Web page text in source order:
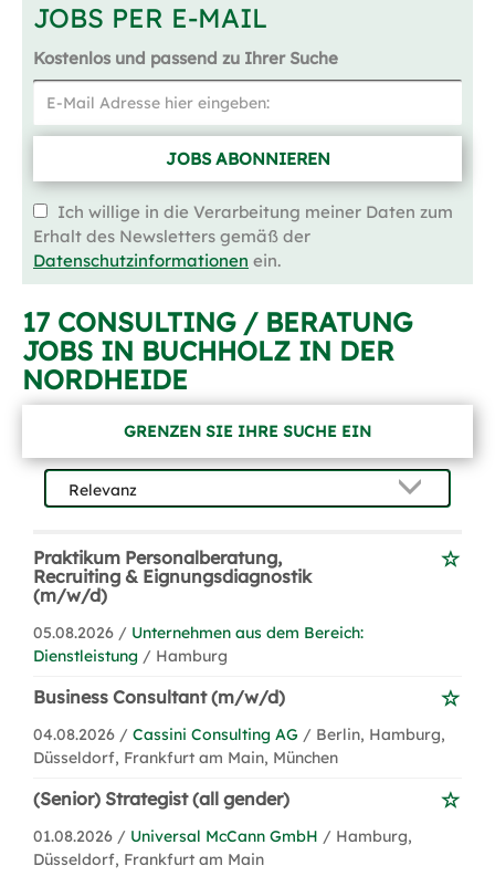
JOBS PER E-MAIL
Kostenlos und passend zu Ihrer Suche
JOBS ABONNIEREN
Ich willige in die Verarbeitung meiner Daten zum
Erhalt des Newsletters gemäß der
Datenschutzinformationen ein.
17 CONSULTING / BERATUNG
JOBS IN BUCHHOLZ IN DER
NORDHEIDE
GRENZEN SIE IHRE SUCHE EIN
Praktikum Personalberatung,
Recruiting & Eignungsdiagnostik
(m/w/d)
05.08.2026 / Unternehmen aus dem Bereich:
Dienstleistung / Hamburg
Business Consultant (m/w/d)
04.08.2026 / Cassini Consulting AG / Berlin, Hamburg,
Düsseldorf, Frankfurt am Main, München
(Senior) Strategist (all gender)
01.08.2026 / Universal McCann GmbH / Hamburg,
Düsseldorf, Frankfurt am Main